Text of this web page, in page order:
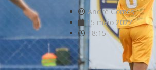
André Gomes
15 maio 2022
18:15